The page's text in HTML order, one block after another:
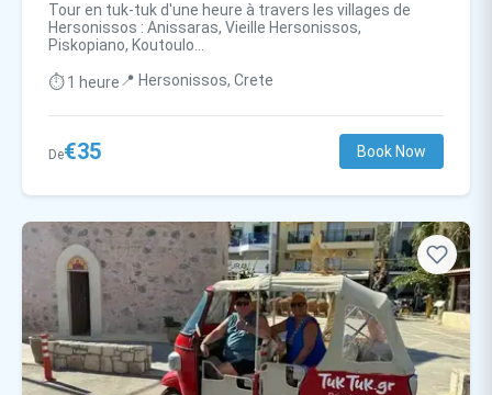
Tour en tuk-tuk d'une heure à travers les villages de
Hersonissos : Anissaras, Vieille Hersonissos,
Piskopiano, Koutoulo...
⏱️ 1 heure📍 Hersonissos, Crete
De€35 Book Now